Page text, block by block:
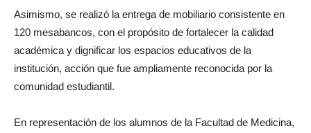
Asimismo, se realizó la entrega de mobiliario consistente en
120 mesabancos, con el propósito de fortalecer la calidad
académica y dignificar los espacios educativos de la
institución, acción que fue ampliamente reconocida por la
comunidad estudiantil.
En representación de los alumnos de la Facultad de Medicina,